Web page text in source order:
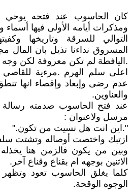
كان الحاسوب عند فتحه يوحي
ومذكرات أيامه الأولى فيها
التوالي للسرقة وتاريخها
المسروق نداءنا تذيل بان المال
.اليافطة لم تكن معروفة لكن وجه
اعلى سلم الهرم .مرءية للقاصي
عدم رضى وإبعاد وإقصاء انها
والعناوين.
عند فتح الحاسوب صدمته
مرسل ولاعنوان :
".اين انت هل نسيت من تكون."
ازتبك واختصت أوصاله وتشتت
وبين من يكون فالزمن هنا
الاثنين بوجهه ام بقناع وقناع آخر.
كلما يغلق الحاسوب تعود وتظهر
الوجوه الوقحة.